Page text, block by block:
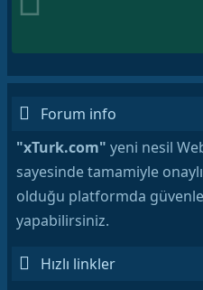
Forum info
"xTurk.com" yeni nesil
sayesinde tamamiyle
olduğu platformda
yapabilirsiniz.
Hızlı linkler